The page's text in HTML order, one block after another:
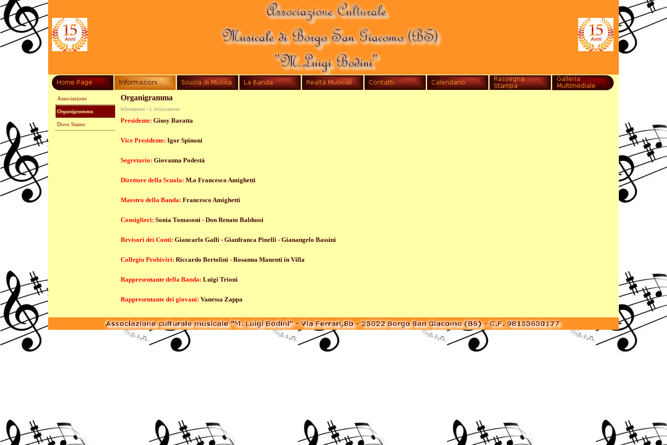
Associazione
Organigramma
Dove Siamo
Organigramma
Informazioni > L'Associazione
Presidente: Giusy Baratta
Vice Presidente: Igor Spinoni
Segretario: Giovanna Podestà
Direttore della Scuola: M.o Francesco Amighetti
Maestro della Banda: Francesco Amighetti
Consiglieri: Sonia Tomasoni - Don Renato Baldussi
Revisori dei Conti: Giancarlo Galli - Gianfranca Pinelli - Gianangelo Bassini
Collegio Probiviri: Riccardo Bertolini - Rosanna Manenti in Villa
Rappresentante della Banda: Luigi Trioni
Rappresentante dei giovani: Vanessa Zappa